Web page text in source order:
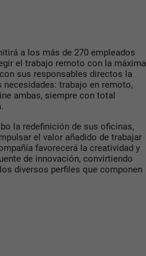
a los más de 270 empleados
el trabajo remoto con la máxima
sus responsables directos la
trabajo en remoto,
ambas, siempre con total
la redefinición de sus oficinas,
el valor añadido de trabajar
favorecerá la creatividad y
de innovación, convirtiendo
diversos perfiles que componen